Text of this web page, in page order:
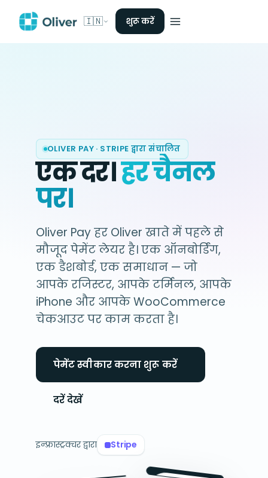
🇮🇳 शुरू करें
OLIVER PAY · STRIPE द्वारा संचालित
एक दर।हर चैनल
पर।
Oliver Pay हर Oliver खाते में पहले से
मौजूद पेमेंट लेयर है। एक ऑनबोर्डिंग,
एक डैशबोर्ड, एक समाधान — जो
आपके रजिस्टर, आपके टर्मिनल, आपके
iPhone और आपके WooCommerce
चेकआउट पर काम करता है।
पेमेंट स्वीकार करना शुरू करें
दरें देखें
इन्फ़्रास्ट्रक्चर द्वारा Stripe